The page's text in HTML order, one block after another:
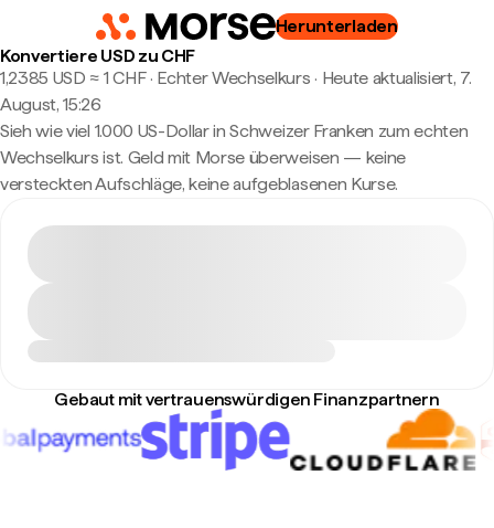
Herunterladen
Konvertiere USD zu CHF
1,2385 USD ≈ 1 CHF · Echter Wechselkurs · Heute aktualisiert, 7.
August, 15:26
Sieh wie viel 1.000 US-Dollar in Schweizer Franken zum echten
Wechselkurs ist. Geld mit Morse überweisen — keine
versteckten Aufschläge, keine aufgeblasenen Kurse.
Gebaut mit vertrauenswürdigen Finanzpartnern